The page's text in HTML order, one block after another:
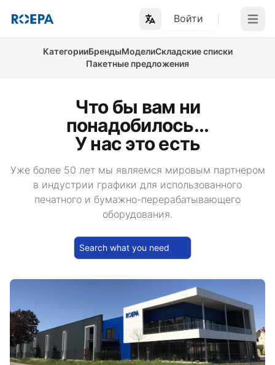
Войти Open
КатегорииБрендыМоделиСкладские списки
Пакетные предложения
Что бы вам ни
понадобилось...
У нас это есть
Уже более 50 лет мы являемся мировым партнером
в индустрии графики для использованного
печатного и бумажно-перерабатывающего
оборудования.
Search what you need